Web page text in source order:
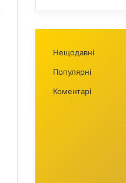
Нещодавні
Популярні
Коментарі